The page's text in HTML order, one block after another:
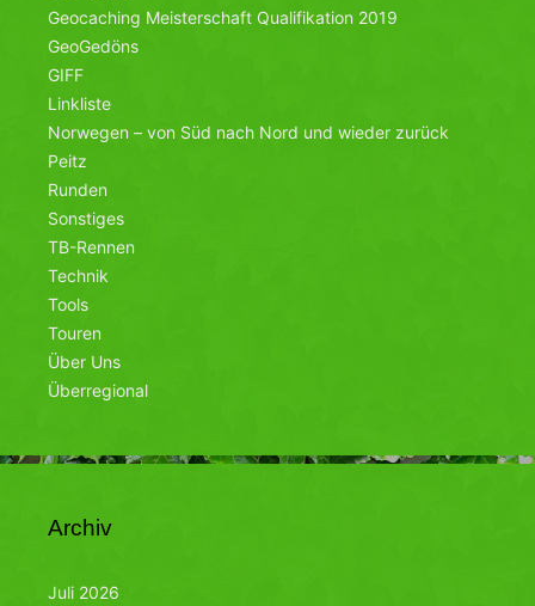
Geocaching Meisterschaft Qualifikation 2019
GeoGedöns
GIFF
Linkliste
Norwegen – von Süd nach Nord und wieder zurück
Peitz
Runden
Sonstiges
TB-Rennen
Technik
Tools
Touren
Über Uns
Überregional
Archiv
Juli 2026